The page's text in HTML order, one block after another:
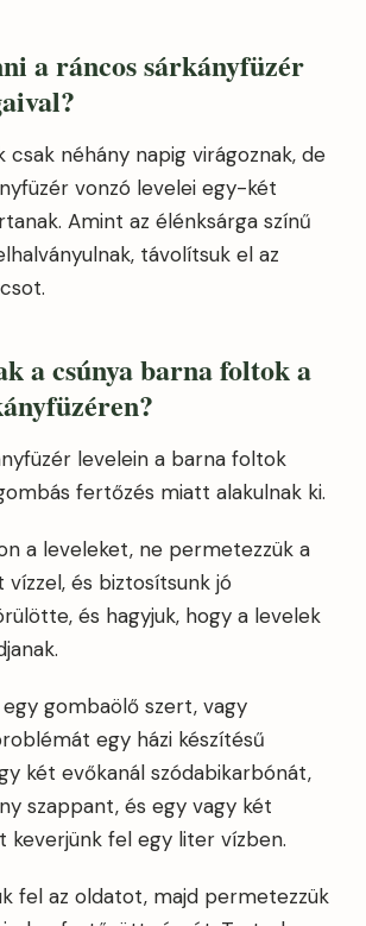
a ráncos sárkányfüzér
csak néhány napig virágoznak, de
vonzó levelei egy-két
Amint az élénksárga színű
távolítsuk el az
a csúnya barna foltok a
levelein a barna foltok
fertőzés miatt alakulnak ki.
a leveleket, ne permetezzük a
vízzel, és biztosítsunk jó
és hagyjuk, hogy a levelek
egy gombaölő szert, vagy
egy házi készítésű
két evőkanál szódabikarbónát,
szappant, és egy vagy két
keverjünk fel egy liter vízben.
fel az oldatot, majd permetezzük